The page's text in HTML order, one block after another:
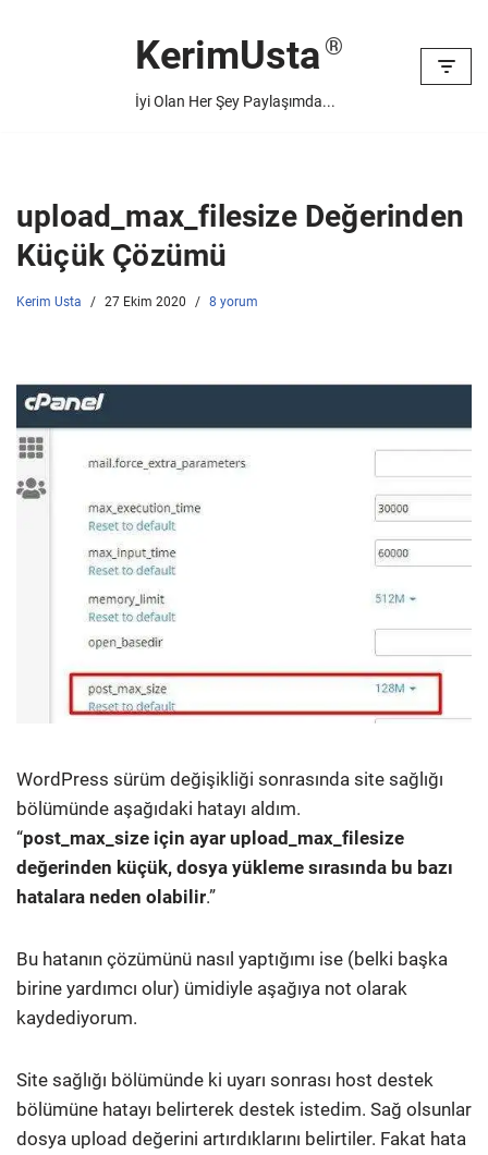
KerimUsta
İyi Olan Her Şey Paylaşımda...
upload_max_filesize Değerinden
Küçük Çözümü
Kerim Usta 27 Ekim 2020 8 yorum
WordPress sürüm değişikliği sonrasında site sağlığı
bölümünde aşağıdaki hatayı aldım.
“post_max_size için ayar upload_max_filesize
değerinden küçük, dosya yükleme sırasında bu bazı
hatalara neden olabilir.”
Bu hatanın çözümünü nasıl yaptığımı ise (belki başka
birine yardımcı olur) ümidiyle aşağıya not olarak
kaydediyorum.
Site sağlığı bölümünde ki uyarı sonrası host destek
bölümüne hatayı belirterek destek istedim. Sağ olsunlar
dosya upload değerini artırdıklarını belirtiler. Fakat hata